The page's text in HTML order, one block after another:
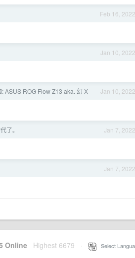
Feb 16, 2022
Jan 10, 2022
Jan 10, 2022
ASUS ROG Flow Z13 aka. 幻 X
Jan 7, 2022
了。
Jan 7, 2022
Online Highest 6679 Select